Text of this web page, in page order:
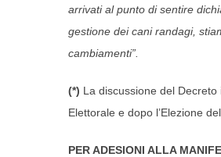
arrivati al punto di sentire
gestione dei cani randagi,
cambiamenti”.
(*) La discussione del
Elettorale e dopo l’Elezione
PER ADESIONI ALLA